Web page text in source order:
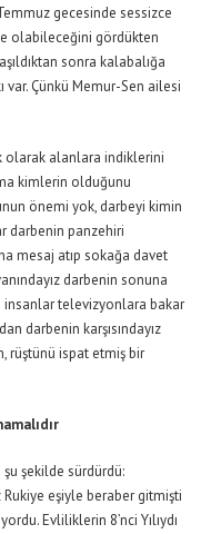
gecesinde sessizce
olabileceğini gördükten
sonra kalabalığa
var. Çünkü Memur-Sen ailesi
olarak alanlara indiklerini
kimlerin olduğunu
önemi yok, darbeyi kimin
darbenin panzehiri
mesaj atıp sokağa davet
darbenin sonuna
insanlar televizyonlara bakar
darbenin karşısındayız
rüştünü ispat etmiş bir
şekilde sürdürdü:
eşiyle beraber gitmişti
Evliliklerin 8’nci Yılıydı